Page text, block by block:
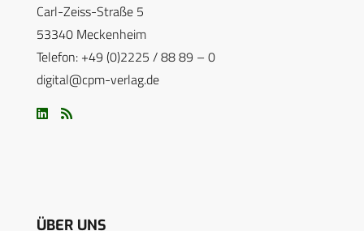
Carl-Zeiss-Straße 5
53340 Meckenheim
Telefon: +49 (0)2225 / 88 89 – 0
digital@cpm-verlag.de
ÜBER UNS